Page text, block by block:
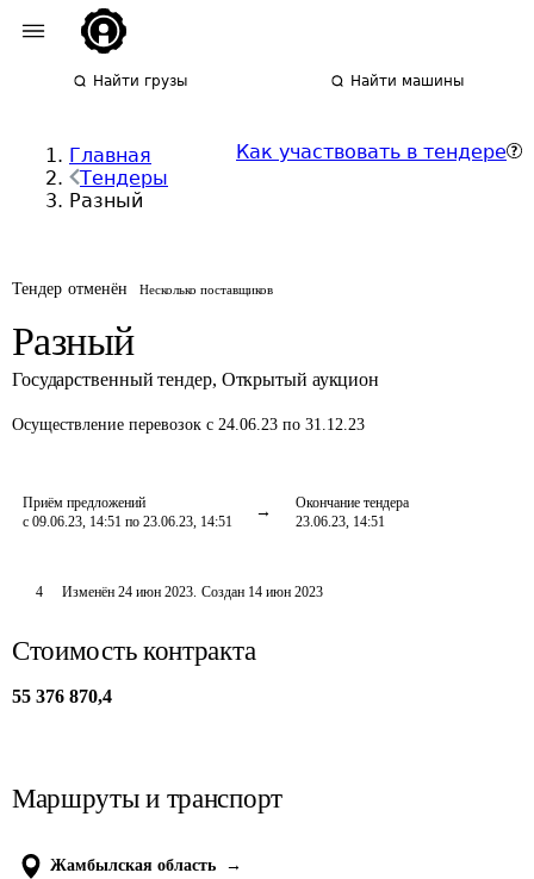
Найти грузы Найти машины
Главная
Тендеры
Разный
Как участвовать в тендере
Тендер отменён Несколько поставщиков
Разный
Государственный тендер, Открытый аукцион
Осуществление перевозок с 24.06.23 по 31.12.23
Приём предложений
с 09.06.23, 14:51 по 23.06.23, 14:51
Окончание тендера
23.06.23, 14:51
4 Изменён 24 июн 2023. Создан 14 июн 2023
Стоимость контракта
55 376 870,4
Маршруты и транспорт
Жамбылская область
→